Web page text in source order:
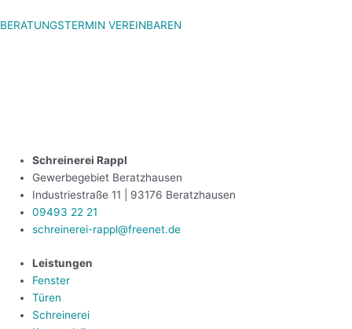
BERATUNGSTERMIN VEREINBAREN
Schreinerei Rappl
Gewerbegebiet Beratzhausen
Industriestraße 11 | 93176 Beratzhausen
09493 22 21
schreinerei-rappl@freenet.de
Leistungen
Fenster
Türen
Schreinerei